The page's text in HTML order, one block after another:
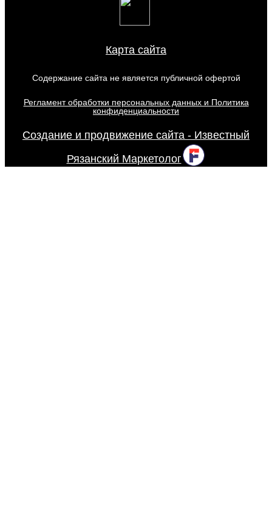
Карта сайта
Содержание сайта не является публичной офертой
Регламент обработки персональных данных и Политика
конфиденциальности
Создание и продвижение сайта - Известный
Рязанский Маркетолог